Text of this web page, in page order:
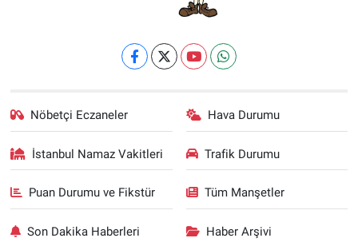
Nöbetçi Eczaneler Hava Durumu
İstanbul Namaz Vakitleri Trafik Durumu
Puan Durumu ve Fikstür Tüm Manşetler
Son Dakika Haberleri Haber Arşivi